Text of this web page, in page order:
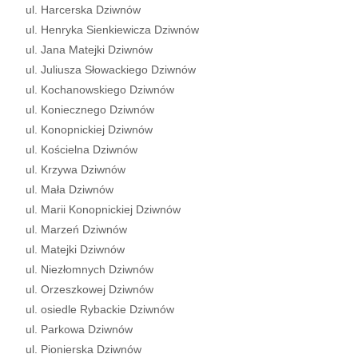
ul. Harcerska Dziwnów
ul. Henryka Sienkiewicza Dziwnów
ul. Jana Matejki Dziwnów
ul. Juliusza Słowackiego Dziwnów
ul. Kochanowskiego Dziwnów
ul. Koniecznego Dziwnów
ul. Konopnickiej Dziwnów
ul. Kościelna Dziwnów
ul. Krzywa Dziwnów
ul. Mała Dziwnów
ul. Marii Konopnickiej Dziwnów
ul. Marzeń Dziwnów
ul. Matejki Dziwnów
ul. Niezłomnych Dziwnów
ul. Orzeszkowej Dziwnów
ul. osiedle Rybackie Dziwnów
ul. Parkowa Dziwnów
ul. Pionierska Dziwnów